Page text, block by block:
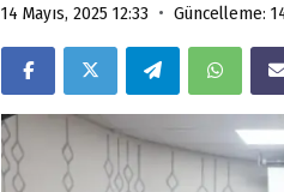
14 Mayıs, 2025 12:33 • Güncelleme: